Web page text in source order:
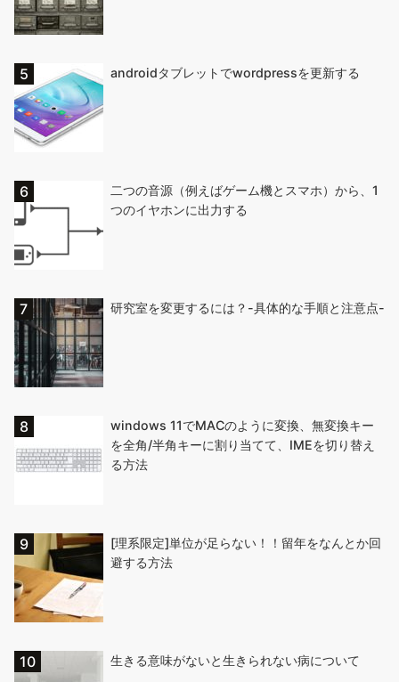
androidタブレットでwordpressを更新する
二つの音源（例えばゲーム機とスマホ）から、1
つのイヤホンに出力する
研究室を変更するには？-具体的な手順と注意点-
windows 11でMACのように変換、無変換キー
を全角/半角キーに割り当てて、IMEを切り替え
る方法
[理系限定]単位が足らない！！留年をなんとか回
避する方法
生きる意味がないと生きられない病について